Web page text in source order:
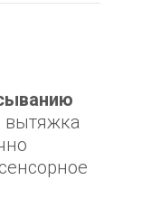
вытяжка